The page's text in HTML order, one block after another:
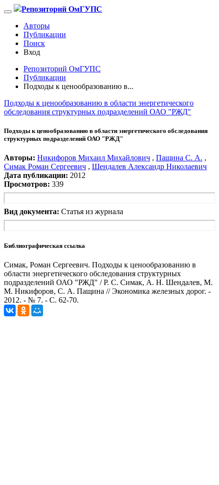
Репозиторий ОмГУПС
Авторы
Публикации
Поиск
Вход
Репозиторий ОмГУПС
Публикации
Подходы к ценообразованию в...
Подходы к ценообразованию в области энергетического
обследования структурных подразделений ОАО "РЖД"
Подходы к ценообразованию в области энергетического обследования
структурных подразделений ОАО "РЖД"
Авторы: Никифоров Михаил Михайлович , Пащина С. А. ,
Симак Роман Сергеевич , Шендалев Александр Николаевич
Дата публикации: 2012
Просмотров: 339
Вид документа: Статья из журнала
Библиографическая ссылка
Симак, Роман Сергеевич. Подходы к ценообразованию в
области энергетического обследования структурных
подразделений ОАО "РЖД" / Р. С. Симак, А. Н. Шендалев, М.
М. Никифоров, С. А. Пащина // Экономика железных дорог. -
2012. - № 7. - С. 62-70.